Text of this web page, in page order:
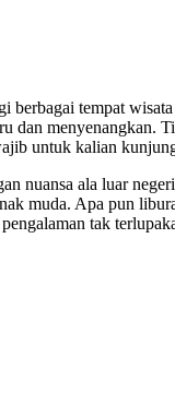
tempat
dan menyenangkan.
untuk kalian
nuansa ala luar
muda. Apa pun
tak